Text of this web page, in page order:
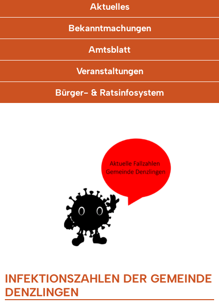
Aktuelles
Bekanntmachungen
Amtsblatt
Veranstaltungen
Bürger- & Ratsinfosystem
INFEKTIONSZAHLEN DER GEMEINDE
DENZLINGEN